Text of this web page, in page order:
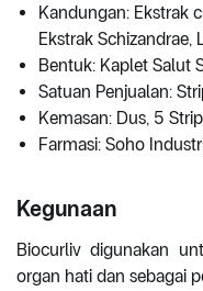
Kandungan: Ekstrak
Ekstrak Schizandrae,
Bentuk: Kaplet Salut
Satuan Penjualan:
Kemasan: Dus, 5
Farmasi: Soho
Kegunaan
Biocurliv digunakan
organ hati dan sebagai